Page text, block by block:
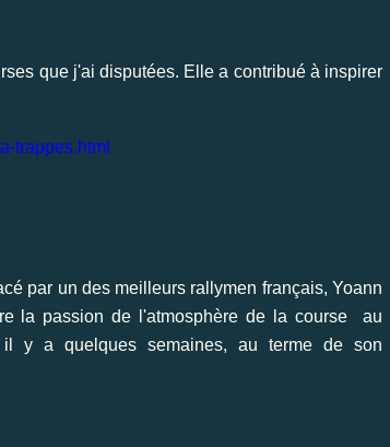
que j'ai disputées. Elle a contribué à inspirer
trappes.html
par un des meilleurs rallymen français, Yoann
la passion de l'atmosphère de la course au
y a quelques semaines, au terme de son